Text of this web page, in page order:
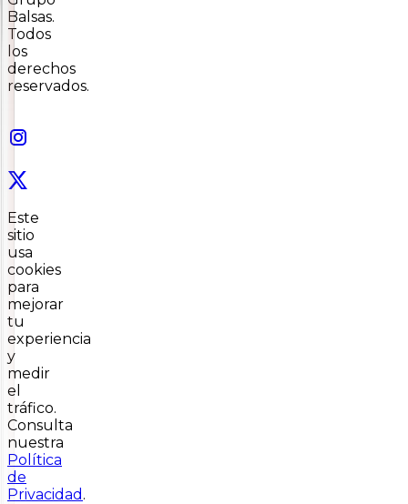
Balsas.
Todos
los
derechos
reservados.
Este
sitio
usa
cookies
para
mejorar
tu
experiencia
y
medir
el
tráfico.
Consulta
nuestra
Política
de
Privacidad .